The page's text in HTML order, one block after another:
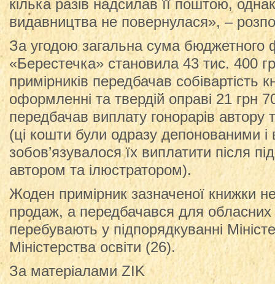
кілька разів надсилав її поштою,
видавництва не повернулася», –
За угодою загальна сума бюджетного
«Берестечка» становила 43 тис. 400
примірників передбачав собівартість
оформленні та твердій оправі 21 грн
передбачав виплату гонорарів автору
(ці кошти були одразу депонованими і
зобов’язувалося їх виплатити після
автором та ілюстратором).
Жоден примірник зазначеної книжки
продаж, а передбачався для обласних
перебувають у підпорядкуванні
Міністерства освіти (26).
За матеріалами ZIK